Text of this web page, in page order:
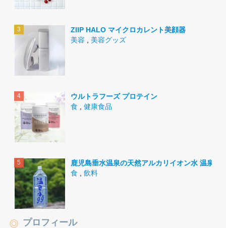
ZIIP HALO マイクロカレント美顔器
美容
美容グッズ
ウルトラフーズ プロテイン
食
健康食品
鹿児島垂水温泉の天然アルカリイオン水 温泉水
食
飲料
プロフィール